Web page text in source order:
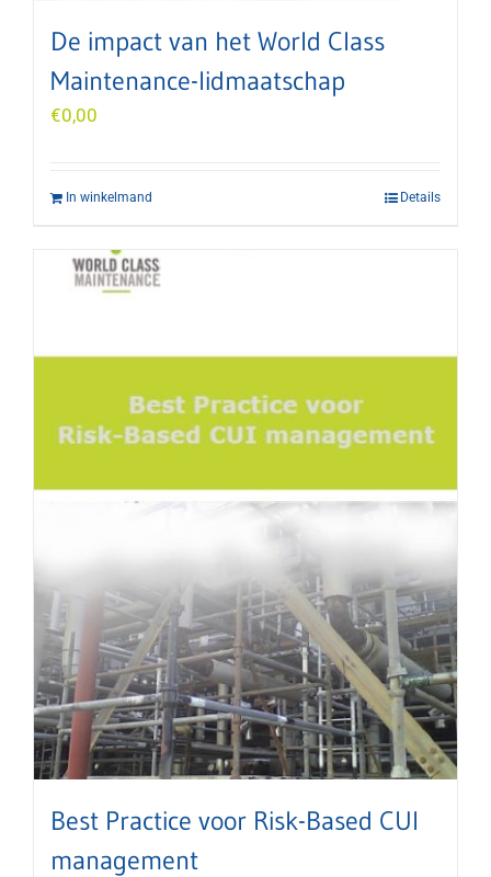
De impact van het World Class
Maintenance-lidmaatschap
€0,00
In winkelmand Details
Best Practice voor Risk-Based CUI
management